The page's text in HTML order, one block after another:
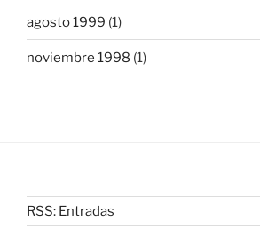
agosto 1999 (1)
noviembre 1998 (1)
RSS: Entradas